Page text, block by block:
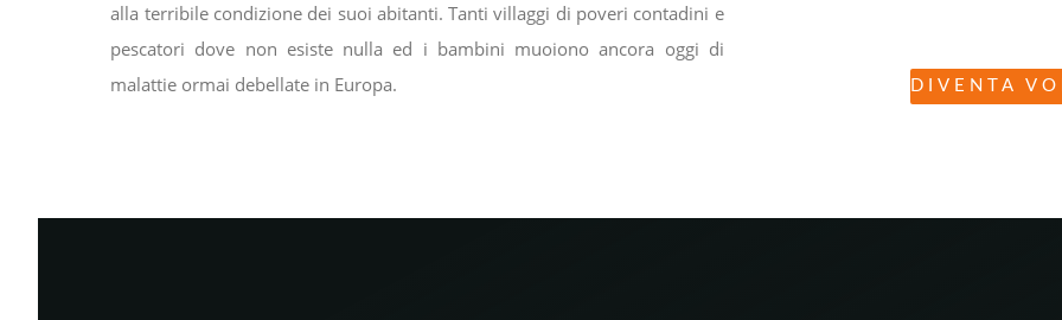
alla terribile condizione dei suoi abitanti. Tanti villaggi di poveri contadini e
pescatori dove non esiste nulla ed i bambini muoiono ancora oggi di
malattie ormai debellate in Europa.
DIVENTA